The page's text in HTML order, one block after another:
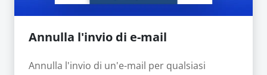
Annulla l'invio di e-mail
Annulla l'invio di un'e-mail per qualsiasi